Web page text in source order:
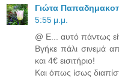
Γιώτα
5:55 μ.μ.
@ Ε... αυτό πάντως
Βγήκε πάλι σινεμά
και 4€ εισιτήριο!
Και όπως ίσως